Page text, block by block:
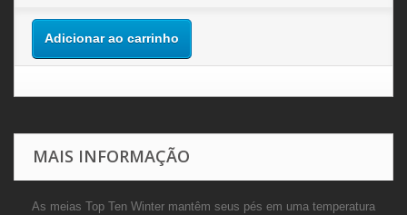
Adicionar ao carrinho
MAIS INFORMAÇÃO
As meias Top Ten Winter mantêm seus pés em uma temperatura